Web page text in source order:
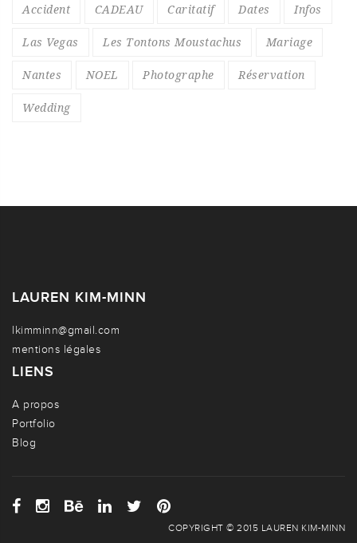
Accident CADEAU Caritatif Dates Infos
Las Vegas Les Tontons Moustachus Mariage
Nantes NOEL Photographe Réservation
Wedding
LAUREN KIM-MINN
lkimminn@gmail.com
mentions légales
LIENS
A propos
Portfolio
Blog
COPYRIGHT © 2015 LAUREN KIM-MINN